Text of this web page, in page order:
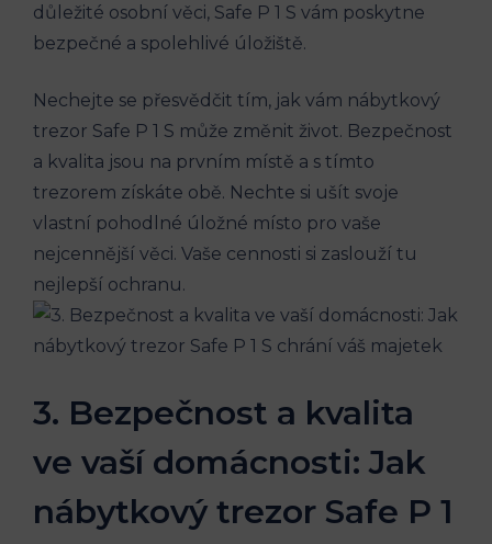
důležité osobní věci, Safe P 1 S vám poskytne
bezpečné a spolehlivé úložiště.
Nechejte se přesvědčit tím, jak vám nábytkový
trezor Safe P 1 S může změnit život. Bezpečnost
a kvalita jsou na prvním místě a s tímto
trezorem získáte obě. Nechte si ušít svoje
vlastní pohodlné úložné místo pro vaše
nejcennější věci. Vaše cennosti si zaslouží tu
nejlepší ochranu.
3. Bezpečnost a kvalita
ve vaší domácnosti: Jak
nábytkový trezor Safe P 1